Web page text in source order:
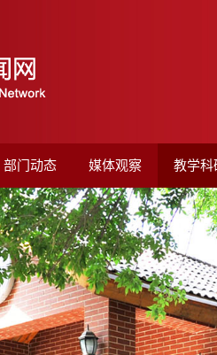
部门动态 媒体观察 教学科